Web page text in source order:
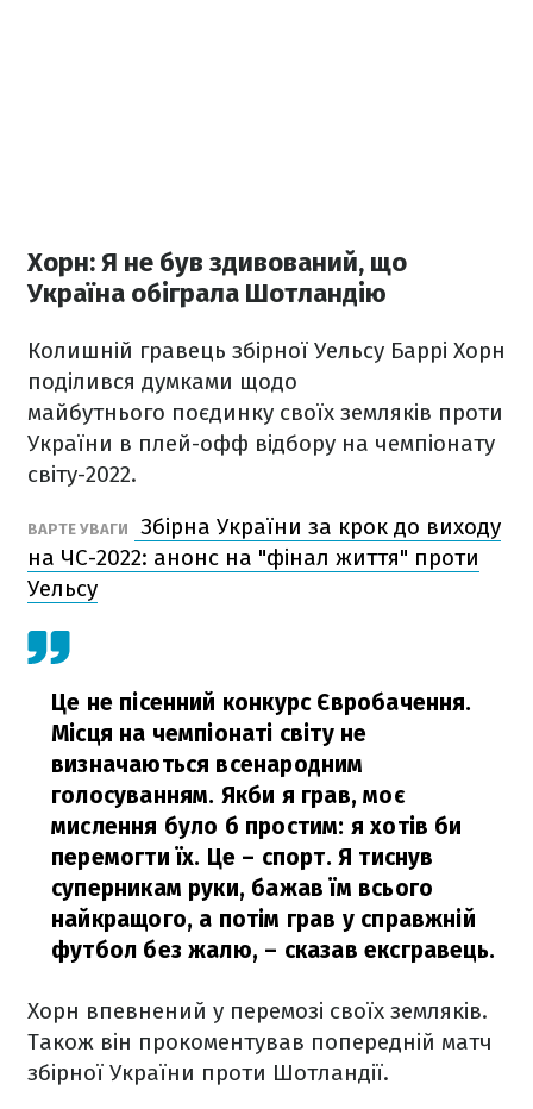
Хорн: Я не був здивований, що
Україна обіграла Шотландію
Колишній гравець збірної Уельсу Баррі Хорн
поділився думками щодо
майбутнього поєдинку своїх земляків проти
України в плей-офф відбору на чемпіонату
світу-2022.
ВАРТЕ УВАГИ
Збірна України за крок до виходу
на ЧС-2022: анонс на "фінал життя" проти
Уельсу
Це не пісенний конкурс Євробачення.
Місця на чемпіонаті світу не
визначаються всенародним
голосуванням. Якби я грав, моє
мислення було б простим: я хотів би
перемогти їх. Це – спорт. Я тиснув
суперникам руки, бажав їм всього
найкращого, а потім грав у справжній
футбол без жалю, – сказав ексгравець.
Хорн впевнений у перемозі своїх земляків.
Також він прокоментував попередній матч
збірної України проти Шотландії.